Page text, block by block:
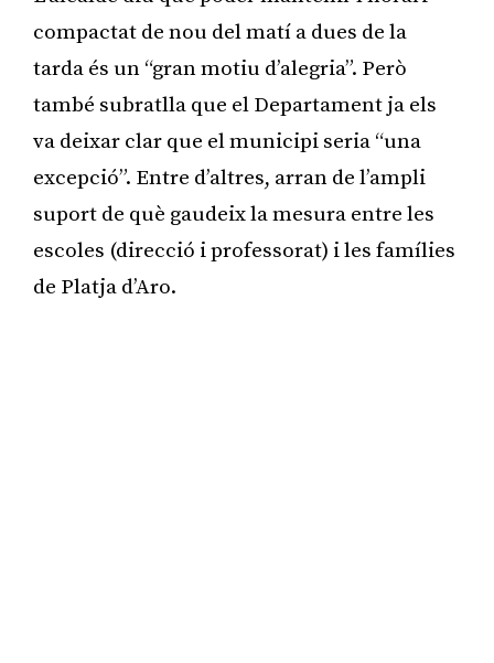
compactat de nou del matí a dues de la
tarda és un “gran motiu d’alegria”. Però
també subratlla que el Departament ja els
va deixar clar que el municipi seria “una
excepció”. Entre d’altres, arran de l’ampli
suport de què gaudeix la mesura entre les
escoles (direcció i professorat) i les famílies
de Platja d’Aro.